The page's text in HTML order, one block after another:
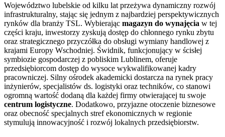
Województwo lubelskie od kilku lat przeżywa dynamiczny rozwój
infrastrukturalny, stając się jednym z najbardziej perspektywicznych
rynków dla branży TSL. Wybierając magazyn do wynajęcia w tej
części kraju, inwestorzy zyskują dostęp do chłonnego rynku zbytu
oraz strategicznego przyczółka do obsługi wymiany handlowej z
krajami Europy Wschodniej. Świdnik, funkcjonujący w ścisłej
symbiozie gospodarczej z pobliskim Lublinem, oferuje
przedsiębiorcom dostęp do wysoce wykwalifikowanej kadry
pracowniczej. Silny ośrodek akademicki dostarcza na rynek pracy
inżynierów, specjalistów ds. logistyki oraz techników, co stanowi
ogromną wartość dodaną dla każdej firmy otwierającej tu swoje
centrum logistyczne. Dodatkowo, przyjazne otoczenie biznesowe
oraz obecność specjalnych stref ekonomicznych w regionie
stymulują innowacyjność i rozwój lokalnych przedsiębiorstw.